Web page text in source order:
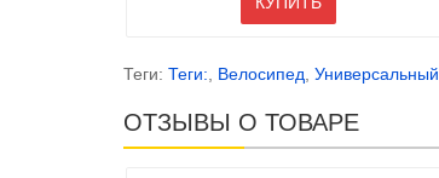
Теги: Теги: Велосипед Универсальный
ОТЗЫВЫ О ТОВАРЕ